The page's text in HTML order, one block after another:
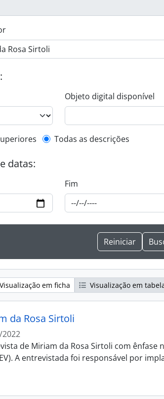
Objeto digital disponível
de nível superior
Todas as descrições
datas:
Fim
Visualização em ficha Visualização em
da Rosa Sirtoli
de Miriam da Rosa Sirtoli com ênfase
A entrevistada foi responsável por